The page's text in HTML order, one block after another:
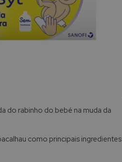
do rabinho do bebé na muda da
como principais ingredientes